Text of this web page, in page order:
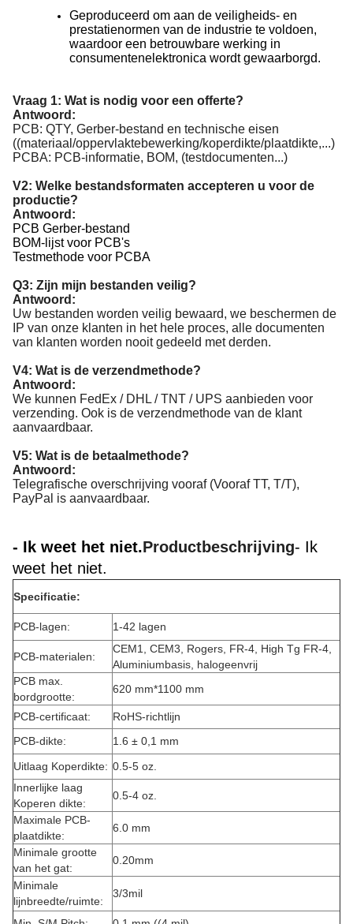
Geproduceerd om aan de veiligheids- en
prestatienormen van de industrie te voldoen,
waardoor een betrouwbare werking in
consumentenelektronica wordt gewaarborgd.
Vraag 1: Wat is nodig voor een offerte?
Antwoord:
PCB: QTY, Gerber-bestand en technische eisen
((materiaal/oppervlaktebewerking/koperdikte/plaatdikte,...)
PCBA: PCB-informatie, BOM, (testdocumenten...)
V2: Welke bestandsformaten accepteren u voor de
productie?
Antwoord:
PCB Gerber-bestand
BOM-lijst voor PCB's
Testmethode voor PCBA
Q3: Zijn mijn bestanden veilig?
Antwoord:
Uw bestanden worden veilig bewaard, we beschermen de
IP van onze klanten in het hele proces, alle documenten
van klanten worden nooit gedeeld met derden.
V4: Wat is de verzendmethode?
Antwoord:
We kunnen FedEx / DHL / TNT / UPS aanbieden voor
verzending. Ook is de verzendmethode van de klant
aanvaardbaar.
V5: Wat is de betaalmethode?
Antwoord:
Telegrafische overschrijving vooraf (Vooraf TT, T/T),
PayPal is aanvaardbaar.
- Ik weet het niet.Productbeschrijving- Ik
weet het niet.
Specificatie:
PCB-lagen: 1-42 lagen
PCB-materialen:
CEM1, CEM3, Rogers, FR-4, High Tg FR-4,
Aluminiumbasis, halogeenvrij
PCB max.
bordgrootte:
620 mm*1100 mm
PCB-certificaat:
RoHS-richtlijn
PCB-dikte:
1.6 ± 0,1 mm
Uitlaag Koperdikte: 0.5-5 oz.
Innerlijke laag
Koperen dikte:
0.5-4 oz.
Maximale PCB-
plaatdikte:
6.0 mm
Minimale grootte
van het gat:
0.20mm
Minimale
lijnbreedte/ruimte:
3/3mil